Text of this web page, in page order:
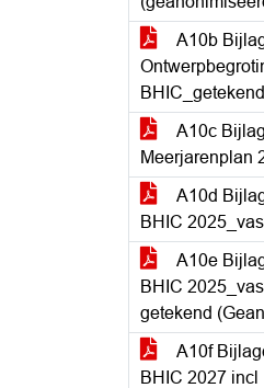
A10b
A10c
Meerjarenplan
A10d
BHIC
A10e
BHIC
getekend
A10f
BHIC 2027 incl